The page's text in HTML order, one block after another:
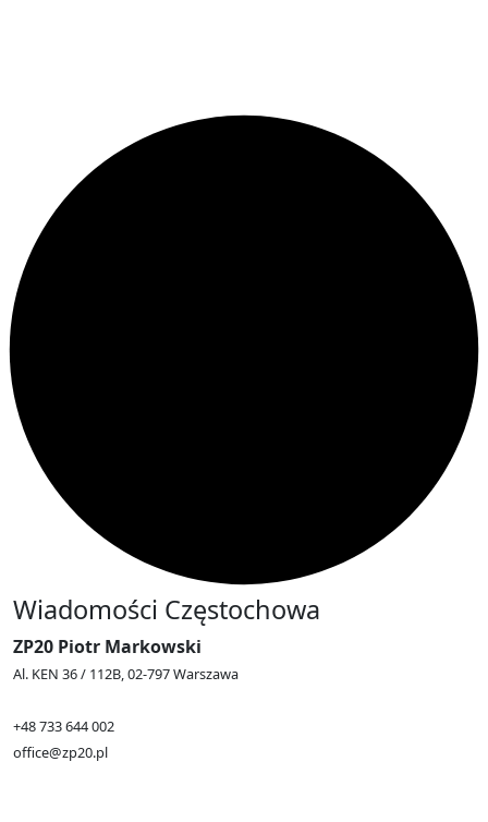
Wiadomości Częstochowa
ZP20 Piotr Markowski
Al. KEN 36 / 112B, 02-797 Warszawa
+48 733 644 002
office@zp20.pl